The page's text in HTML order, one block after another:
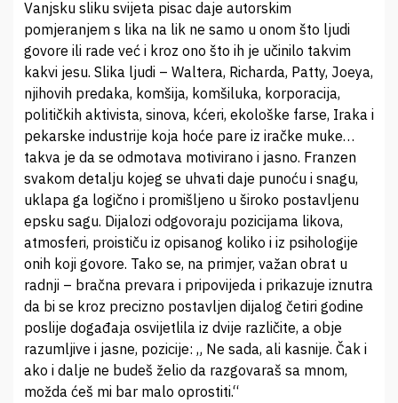
Vanjsku sliku svijeta pisac daje autorskim
pomjeranjem s lika na lik ne samo u onom što ljudi
govore ili rade već i kroz ono što ih je učinilo takvim
kakvi jesu. Slika ljudi – Waltera, Richarda, Patty, Joeya,
njihovih predaka, komšija, komšiluka, korporacija,
političkih aktivista, sinova, kćeri, ekološke farse, Iraka i
pekarske industrije koja hoće pare iz iračke muke…
takva je da se odmotava motivirano i jasno. Franzen
svakom detalju kojeg se uhvati daje punoću i snagu,
uklapa ga logično i promišljeno u široko postavljenu
epsku sagu. Dijalozi odgovoraju pozicijama likova,
atmosferi, proističu iz opisanog koliko i iz psihologije
onih koji govore. Tako se, na primjer, važan obrat u
radnji – bračna prevara i pripovijeda i prikazuje iznutra
da bi se kroz precizno postavljen dijalog četiri godine
poslije događaja osvijetlila iz dvije različite, a obje
razumljive i jasne, pozicije: „ Ne sada, ali kasnije. Čak i
ako i dalje ne budeš želio da razgovaraš sa mnom,
možda ćeš mi bar malo oprostiti.“